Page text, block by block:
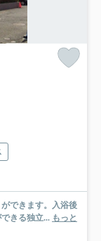
できます。入浴後
きる独立... もっと